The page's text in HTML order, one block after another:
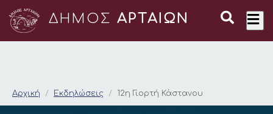
ΔΗΜΟΣ ΑΡΤΑΙΩΝ
12η Γιορτή Κάστανου
Αρχική Εκδηλώσεις 12η Γιορτή Κάστανου